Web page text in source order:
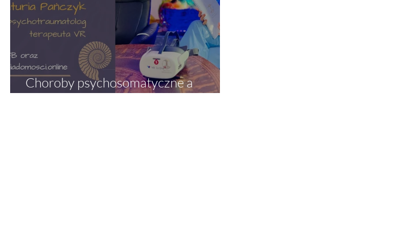
Choroby psychosomatyczne a